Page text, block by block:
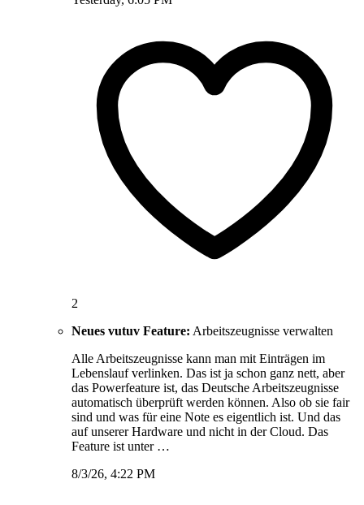
2
Neues vutuv Feature: Arbeitszeugnisse verwalten
Alle Arbeitszeugnisse kann man mit Einträgen im
Lebenslauf verlinken. Das ist ja schon ganz nett, aber
das Powerfeature ist, das Deutsche Arbeitszeugnisse
automatisch überprüft werden können. Also ob sie fair
sind und was für eine Note es eigentlich ist. Und das
auf unserer Hardware und nicht in der Cloud. Das
Feature ist unter …
8/3/26, 4:22 PM